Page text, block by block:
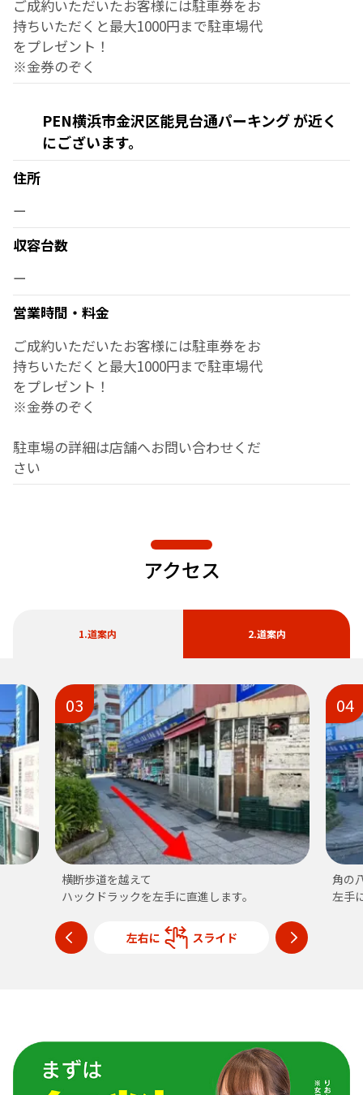
ご成約いただいたお客様には駐車券をお
持ちいただくと最大1000円まで駐車場代
をプレゼント！
※金券のぞく
PEN横浜市金沢区能見台通パーキング が近く
にございます。
住所
ー
収容台数
ー
営業時間・料金
ご成約いただいたお客様には駐車券をお
持ちいただくと最大1000円まで駐車場代
をプレゼント！
※金券のぞく
駐車場の詳細は店舗へお問い合わせくだ
さい
アクセス
1.道案内 2.道案内
03
横断歩道を越えて
ハックドラックを左手に直進します。
04
角の
左手